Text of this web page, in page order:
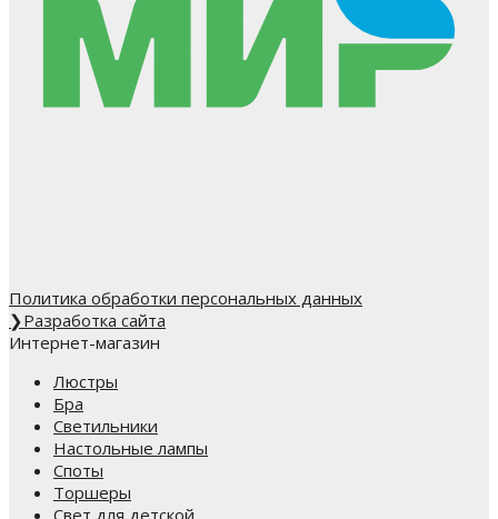
Политика обработки персональных данных
❯Разработка сайта
Интернет-магазин
Люстры
Бра
Светильники
Настольные лампы
Споты
Торшеры
Свет для детской